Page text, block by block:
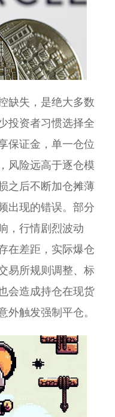
缺失，是绝大多数
投资者习惯选择全
保证金，单一仓位
风险远高于逐仓模
之后不断加仓摊薄
出现的错误。部分
，行情剧烈波动
在差距，实际爆仓
易所规则调整、标
会造成持仓在现货
外触发强制平仓。